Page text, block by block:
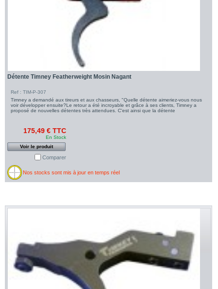
Détente Timney Featherweight Mosin Nagant
Ref : TIM-P-307
Timney a demandé aux tireurs et aux chasseurs, "Quelle détente aimeriez-vous nous
voir développer ensuite?Le retour a été incroyable et grâce à ses clients, Timney a
proposé de nouvelles détentes très attendues. C'est ainsi que la détente
175,49 € TTC
En Stock
Voir le produit
Comparer
Nos stocks sont mis à jour en temps réel